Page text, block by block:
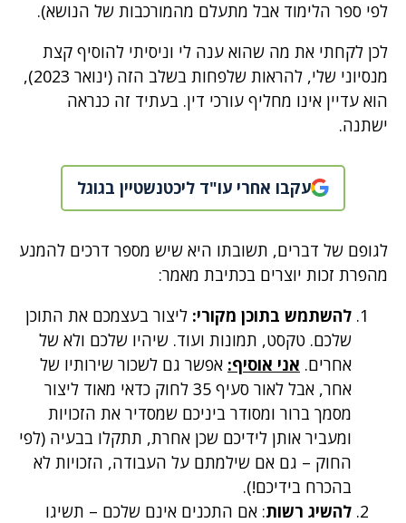
לפי ספר הלימוד אבל מתעלם מהמורכבות של הנושא).
לכן לקחתי את מה שהוא ענה לי וניסיתי להוסיף קצת
מנסיוני שלי, להראות שלפחות בשלב הזה (ינואר 2023),
הוא עדיין אינו מחליף עורכי דין. בעתיד זה כנראה
ישתנה.
עקבו אחרי עו"ד ליכטנשטיין בגוגל
לגופם של דברים, תשובתו היא שיש מספר דרכים להמנע
מהפרת זכות יוצרים בכתיבת מאמר:
להשתמש בתוכן מקורי: ליצור בעצמכם את התוכן
שלכם. טקסט, תמונות ועוד. שיהיו שלכם ולא של
אחרים. אני אוסיף: אפשר גם לשכור שירותיו של
אחר, אבל לאור סעיף 35 לחוק כדאי מאוד ליצור
מסמך ברור ומסודר ביניכם שמסדיר את הזכויות
ומעביר אותן לידיכם שכן אחרת, תתקלו בבעיה (לפי
החוק – גם אם שילמתם על העבודה, הזכויות לא
בהכרח בידיכם!).
להשיג רשות: אם התכנים אינם שלכם – תשיגו